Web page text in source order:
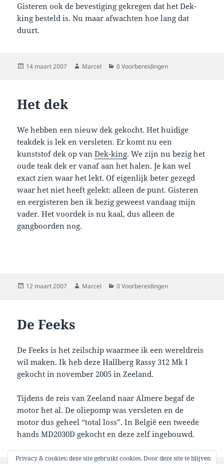
Gisteren ook de bevestiging gekregen dat het Dek-
king besteld is. Nu maar afwachten hoe lang dat
duurt.
Geplaatst
14 maart 2007 Auteur
Marcel Categorieën
0 Voorbereidingen
Het dek
We hebben een nieuw dek gekocht. Het huidige
teakdek is lek en versleten. Er komt nu een
kunststof dek op vanDek-king. We zijn nu bezig het
oude teak dek er vanaf aan het halen. Je kan wel
exact zien waar het lekt. Of eigenlijk beter gezegd
waar het niet heeft gelekt: alleen de punt. Gisteren
en eergisteren ben ik bezig geweest vandaag mijn
vader. Het voordek is nu kaal, dus alleen de
gangboorden nog.
Geplaatst
12 maart 2007 Auteur
Marcel Categorieën
0 Voorbereidingen
De Feeks
De Feeks is het zeilschip waarmee ik een wereldreis
wil maken. Ik heb deze Hallberg Rassy 312 Mk I
gekocht in november 2005 in Zeeland.
Tijdens de reis van Zeeland naar Almere begaf de
motor het al. De oliepomp was versleten en de
motor dus geheel “total loss”. In België een tweede
hands MD2030D gekocht en deze zelf ingebouwd.
Privacy & cookies: deze site gebruikt cookies. Door deze site te blijven